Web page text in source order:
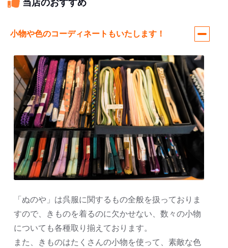
小物や色のコーディネートもいたします！
「ぬのや」は呉服に関するもの全般を扱っておりま
すので、きものを着るのに欠かせない、数々の小物
についても各種取り揃えております。
また、きものはたくさんの小物を使って、素敵な色